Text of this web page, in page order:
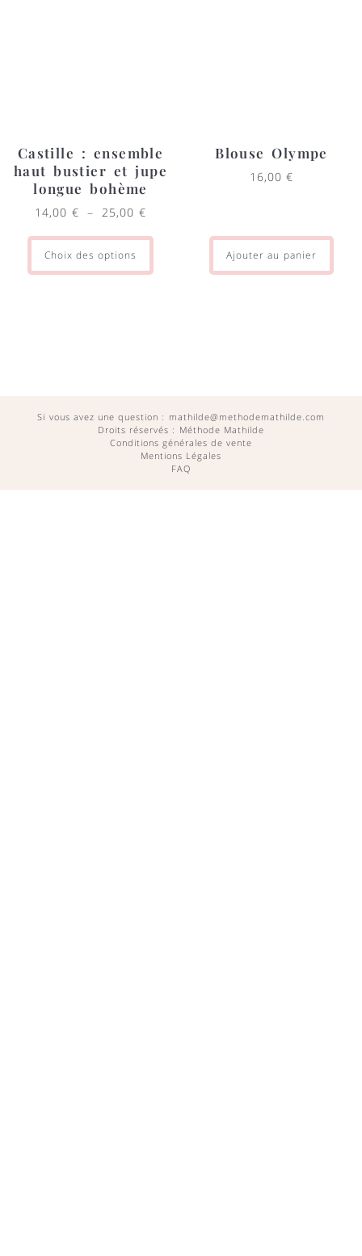
Castille : ensemble
haut bustier et jupe
longue bohème
14,00 € – 25,00 €
Choix des options
Blouse Olympe
16,00€
Ajouter au panier
Si vous avez une question : mathilde@methodemathilde.com
Droits réservés : Méthode Mathilde
Conditions générales de vente
Mentions Légales
FAQ